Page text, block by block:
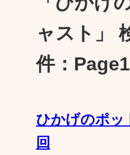
ャスト」
件：Page1
ひかげのポッ
回